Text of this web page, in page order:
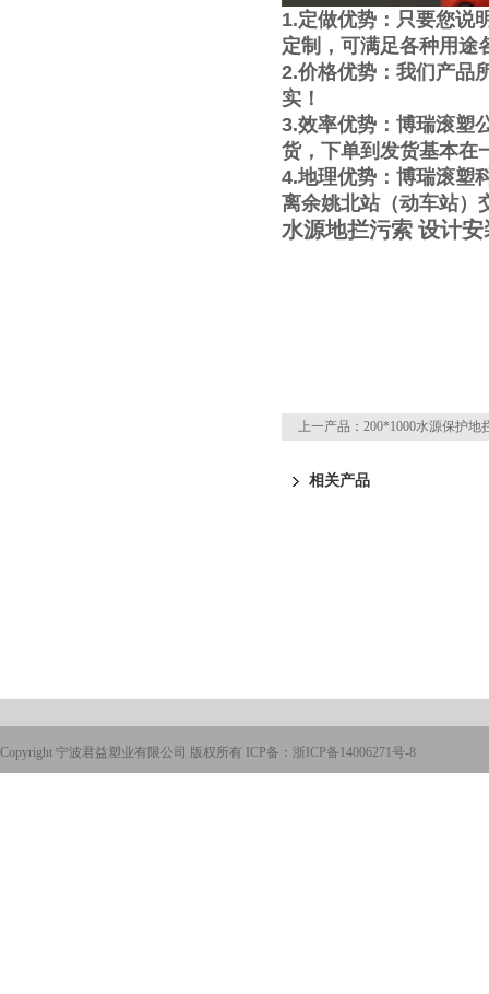
1.定做优势：只要您说
定制，可满足各种用途
2.价格优势：我们产品
实！
3.效率优势： 博瑞滚塑
货，下单到发货基本在
4.地理优势： 博瑞滚塑
离余姚北站（动车站）
水源地拦污索 设计安
上一产品： 200*1000水源保护地
相关产品
Copyright 宁波君益塑业有限公司 版权所有 ICP备： 浙ICP备14006271号-8